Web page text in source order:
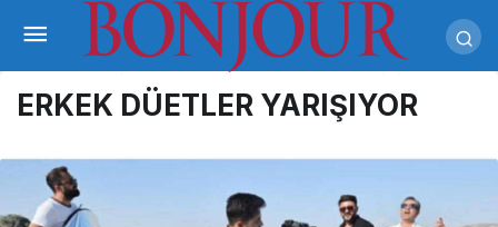
ERKEK DÜETLER YARIŞIYOR